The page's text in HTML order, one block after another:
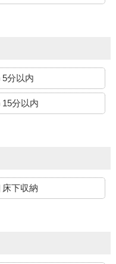
5分以内
15分以内
床下収納